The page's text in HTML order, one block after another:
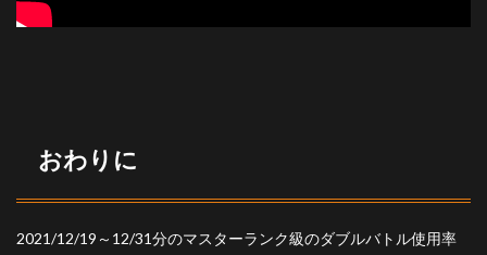
おわりに
2021/12/19～12/31分のマスターランク級のダブルバトル使用率